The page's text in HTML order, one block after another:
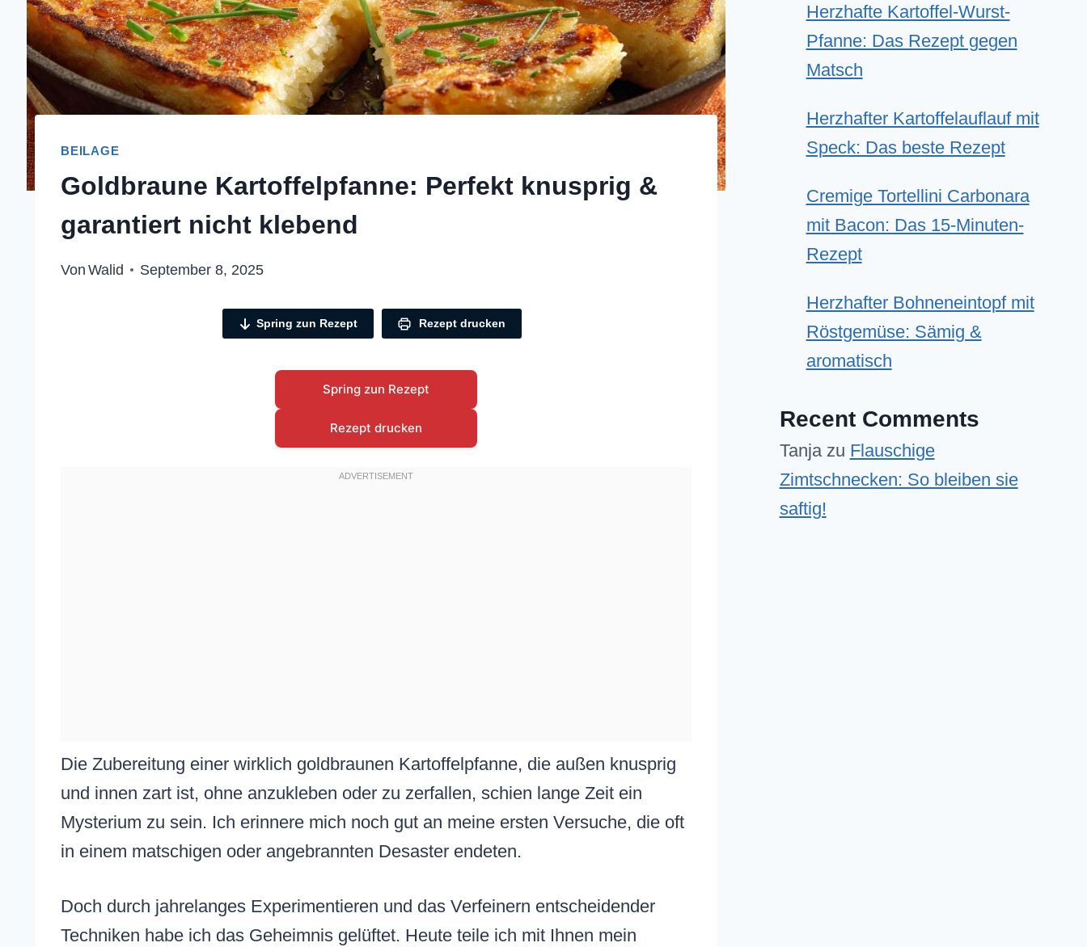
BEILAGE
Goldbraune Kartoffelpfanne: Perfekt knusprig &
garantiert nicht klebend
Von Walid September 8, 2025
Spring zun Rezept Rezept drucken
Spring zun Rezept
Rezept drucken
Die Zubereitung einer wirklich goldbraunen Kartoffelpfanne, die außen knusprig
und innen zart ist, ohne anzukleben oder zu zerfallen, schien lange Zeit ein
Mysterium zu sein. Ich erinnere mich noch gut an meine ersten Versuche, die oft
in einem matschigen oder angebrannten Desaster endeten.
Doch durch jahrelanges Experimentieren und das Verfeinern entscheidender
Techniken habe ich das Geheimnis gelüftet. Heute teile ich mit Ihnen mein
Herzhafte Kartoffel-Wurst-
Pfanne: Das Rezept gegen
Matsch
Herzhafter Kartoffelauflauf mit
Speck: Das beste Rezept
Cremige Tortellini Carbonara
mit Bacon: Das 15-Minuten-
Rezept
Herzhafter Bohneneintopf mit
Röstgemüse: Sämig &
aromatisch
Recent Comments
Tanjazu Flauschige
Zimtschnecken: So bleiben sie
saftig!